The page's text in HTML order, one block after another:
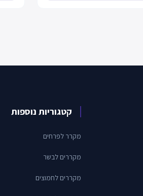
קטגוריות נוספות
מקרר לפרחים
מקררים לבשר
מקררים לחמוצים